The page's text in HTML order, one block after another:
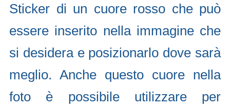
Sticker di un cuore rosso che può
essere inserito nella immagine che
si desidera e posizionarlo dove sarà
meglio. Anche questo cuore nella
foto è possibile utilizzare per